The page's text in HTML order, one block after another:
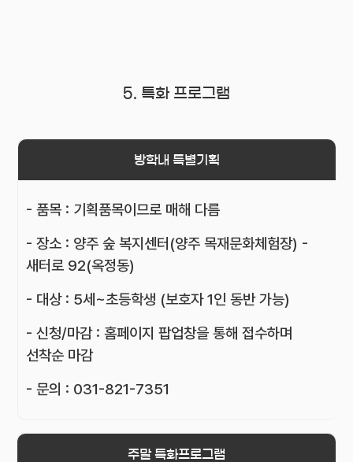
5. 특화 프로그램
방학내 특별기획
- 품목 : 기획품목이므로 매해 다름
- 장소 : 양주 숲 복지센터(양주 목재문화체험장) -
새터로 92(옥정동)
- 대상 : 5세~초등학생 (보호자 1인 동반 가능)
- 신청/마감 : 홈페이지 팝업창을 통해 접수하며
선착순 마감
- 문의 : 031-821-7351
주말 특화프로그램